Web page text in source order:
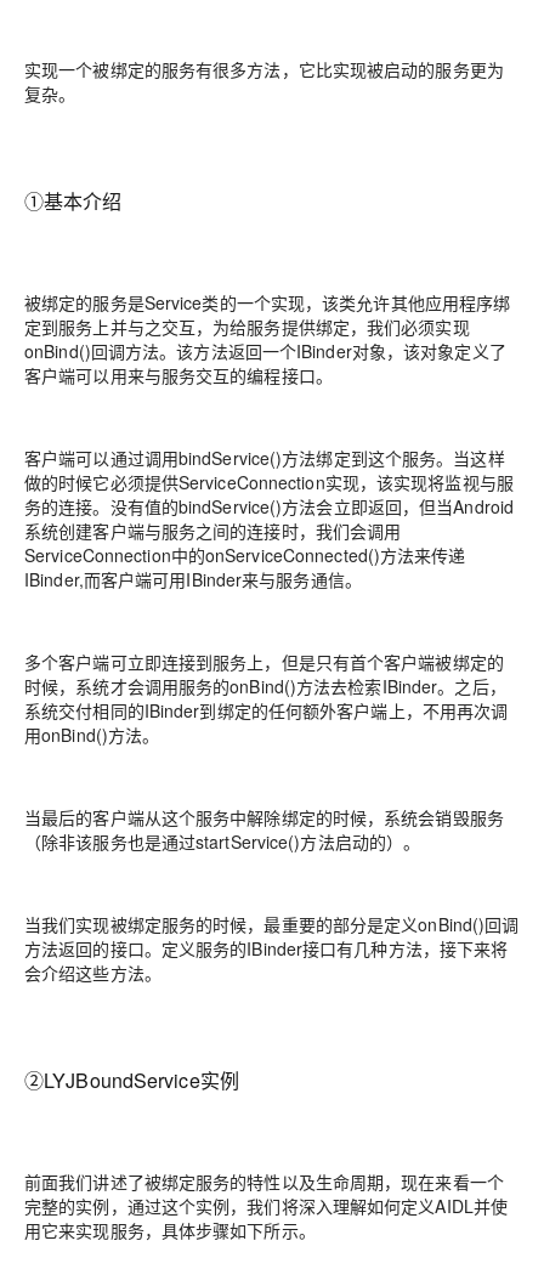
实现一个被绑定的服务有很多方法，它比实现被启动的服务更为
复杂。
①基本介绍
被绑定的服务是Service类的一个实现，该类允许其他应用程序绑
定到服务上并与之交互，为给服务提供绑定，我们必须实现
onBind()回调方法。该方法返回一个IBinder对象，该对象定义了
客户端可以用来与服务交互的编程接口。
客户端可以通过调用bindService()方法绑定到这个服务。当这样
做的时候它必须提供ServiceConnection实现，该实现将监视与服
务的连接。没有值的bindService()方法会立即返回，但当Android
系统创建客户端与服务之间的连接时，我们会调用
ServiceConnection中的onServiceConnected()方法来传递
IBinder,而客户端可用IBinder来与服务通信。
多个客户端可立即连接到服务上，但是只有首个客户端被绑定的
时候，系统才会调用服务的onBind()方法去检索IBinder。之后，
系统交付相同的IBinder到绑定的任何额外客户端上，不用再次调
用onBind()方法。
当最后的客户端从这个服务中解除绑定的时候，系统会销毁服务
（除非该服务也是通过startService()方法启动的）。
当我们实现被绑定服务的时候，最重要的部分是定义onBind()回调
方法返回的接口。定义服务的IBinder接口有几种方法，接下来将
会介绍这些方法。
②LYJBoundService实例
前面我们讲述了被绑定服务的特性以及生命周期，现在来看一个
完整的实例，通过这个实例，我们将深入理解如何定义AIDL并使
用它来实现服务，具体步骤如下所示。